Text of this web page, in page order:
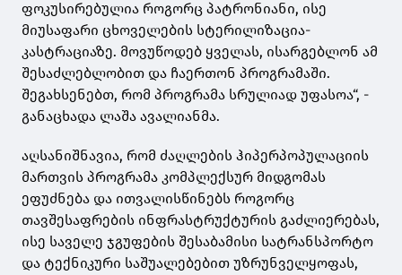
ფოკუსირებულია როგორც პატრონიანი, ისე
მიუსაფარი ცხოველების სტერილიზაცია-
კასტრაციაზე. მოვუწოდებ ყველას, ისარგებლონ ამ
შესაძლებლობით და ჩაერთონ პროგრამაში.
შეგახსენებთ, რომ პროგრამა სრულიად უფასოა“, -
განაცხადა ლაშა ავალიანმა.
აღსანიშნავია, რომ ძაღლების ჰიპერპოპულაციის
მართვის პროგრამა კომპლექსურ მიდგომას
ეფუძნება და ითვალისწინებს როგორც
თავშესაფრების ინფრასტრუქტურის გაძლიერებას,
ისე საველე ჯგუფების შესაბამისი სატრანსპორტო
და ტექნიკური საშუალებებით უზრუნველყოფას,